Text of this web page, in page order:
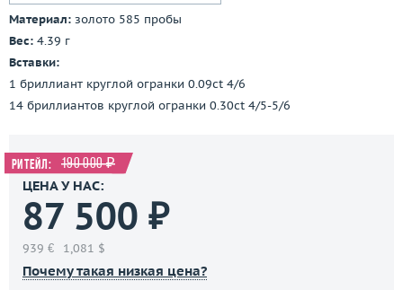
Материал: золото 585 пробы
Вес: 4.39 г
Вставки:
1 бриллиант круглой огранки 0.09ct 4/6
14 бриллиантов круглой огранки 0.30ct 4/5-5/6
Ритейл: 190 000 ₽
ЦЕНА У НАС:
87 500 ₽
939 € 1,081 $
Почему такая низкая цена?